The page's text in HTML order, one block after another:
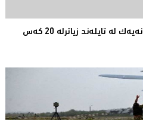
لە ئەنجامی تەقەكردن لە قوتابخانەیەك لە تایلەند زیاترلە 20 كەس